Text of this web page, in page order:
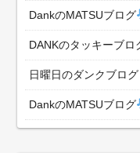
DankのMATSUブログ
DANKのタッキーブロ
日曜日のダンクブロ
DankのMATSUブログ